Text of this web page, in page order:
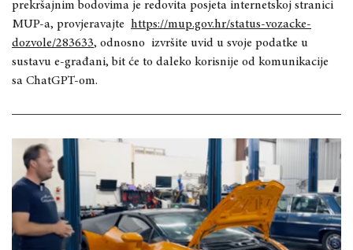
prekršajnim bodovima je redovita posjeta internetskoj stranici
MUP-a, provjeravajte https://mup.gov.hr/status-vozacke-
dozvole/283633, odnosno izvršite uvid u svoje podatke u
sustavu e-građani, bit će to daleko korisnije od komunikacije
sa ChatGPT-om.